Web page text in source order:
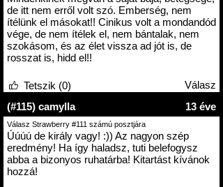
de itt nem erről volt szó. Emberség, nem
ítélünk el másokat!! Cinikus volt a mondandód
vége, de nem ítélek el, nem bántalak, nem
szokásom, és az élet vissza ad jót is, de
rosszat is, hidd el!!
Válasz
Tetszik (0)
(#115) camylla
13 éve
Válasz Strawberry #111 számú posztjára
Úúúú de király vagy! :)) Az nagyon szép
eredmény! Ha így haladsz, tuti belefogysz
abba a bizonyos ruhatárba! Kitartást kívánok
hozzá!